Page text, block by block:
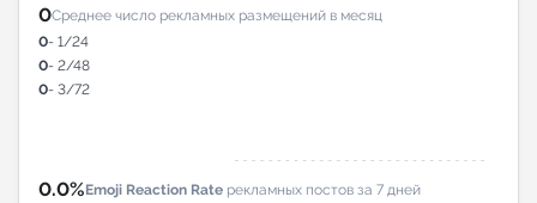
0Среднее число рекламных размещений в месяц
0- 1/24
0- 2/48
0- 3/72
0.0%Emoji Reaction Rate рекламных постов за 7 дней